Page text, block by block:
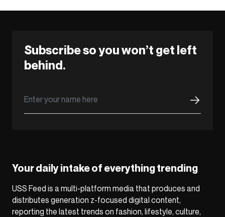
Subscribe so you won’t get left
behind.
Your daily intake of everything trending
USS Feed is a multi-platform media that produces and
distributes generation z-focused digital content,
reporting the latest trends on fashion, lifestyle, culture,